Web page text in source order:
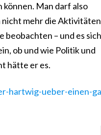
Man darf also
nicht mehr die Aktivitäten
beobachten – und es sich
ob und wie Politik und
hätte er es.
hartwig-ueber-einen-